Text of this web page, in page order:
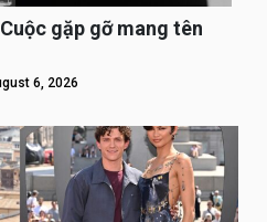
gặp gỡ mang tên
6, 2026